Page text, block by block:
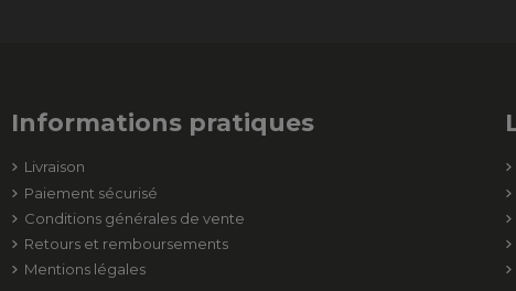
Informations pratiques
Livraison
Paiement sécurisé
Conditions générales de vente
Retours et remboursements
Mentions légales